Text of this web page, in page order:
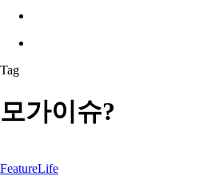
Tag
모가이슈?
FeatureLife